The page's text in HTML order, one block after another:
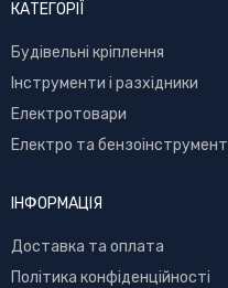
КАТЕГОРІЇ
Будівельні кріплення
Інструменти і разхідники
Електротовари
Електро та бензоінструмент
ІНФОРМАЦІЯ
Доставка та оплата
Політика конфіденційності